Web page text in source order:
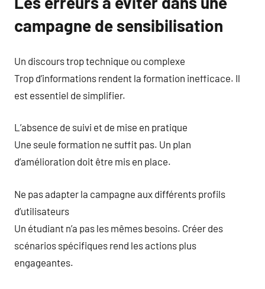
campagne de sensibilisation
Un discours trop technique ou complexe
Trop d’informations rendent la formation inefficace. Il
est essentiel de simplifier.
L’absence de suivi et de mise en pratique
Une seule formation ne suffit pas. Un plan
d’amélioration doit être mis en place.
Ne pas adapter la campagne aux différents profils
d’utilisateurs
Un étudiant n’a pas les mêmes besoins. Créer des
scénarios spécifiques rend les actions plus
engageantes.